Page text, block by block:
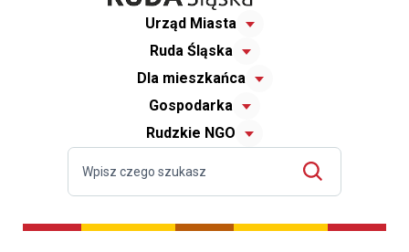
Urząd Miasta
Ruda Śląska
Dla mieszkańca
Gospodarka
Rudzkie NGO